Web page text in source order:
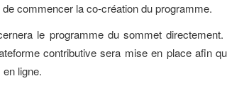
commencer la co-création du programme.
le programme du sommet
contributive sera mise en place afin
ligne.